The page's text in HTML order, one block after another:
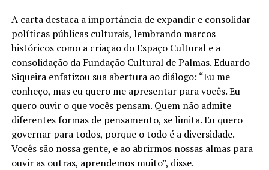
A carta destaca a importância de expandir e consolidar
políticas públicas culturais, lembrando marcos
históricos como a criação do Espaço Cultural e a
consolidação da Fundação Cultural de Palmas. Eduardo
Siqueira enfatizou sua abertura ao diálogo: “Eu me
conheço, mas eu quero me apresentar para vocês. Eu
quero ouvir o que vocês pensam. Quem não admite
diferentes formas de pensamento, se limita. Eu quero
governar para todos, porque o todo é a diversidade.
Vocês são nossa gente, e ao abrirmos nossas almas para
ouvir as outras, aprendemos muito”, disse.